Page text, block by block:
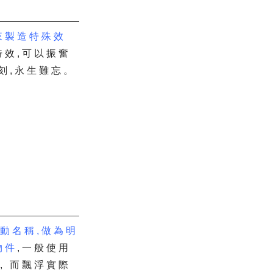
造特殊效
效,可以振奮
,永生難忘。
名稱,做為明
件 ,一般使用
而飄浮實際